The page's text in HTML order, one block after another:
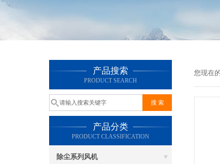
产品搜索
PRODUCT SEARCH
产品分类
PRODUCT CLASSIFICATION
除尘系列风机
您现在